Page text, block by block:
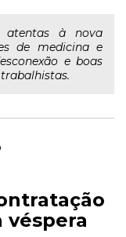
atentas à nova
de medicina e
e boas
véspera